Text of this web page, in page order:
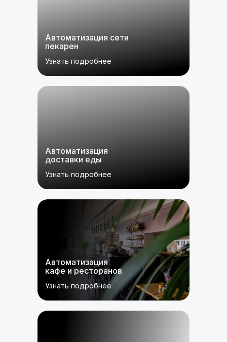
Автоматизация сети
пекарен
Узнать подробнее
Автоматизация
доставки еды
Узнать подробнее
Автоматизация
кафе и ресторанов
Узнать подробнее